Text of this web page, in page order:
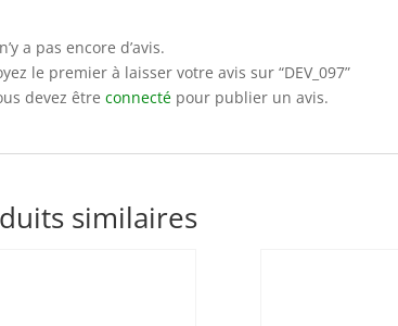
a pas encore d’avis.
le premier à laisser votre avis sur “DEV_097”
devez êtreconnecté pour publier un avis.
similaires